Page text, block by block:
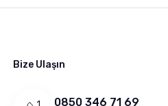
Bize Ulaşın
0850 346 71 69